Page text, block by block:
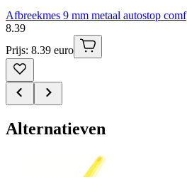
Afbreekmes 9 mm metaal autostop comf
8.39
Prijs: 8.39 euro
Alternatieven